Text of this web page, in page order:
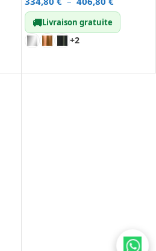
🚚Livraison gratuite
+2